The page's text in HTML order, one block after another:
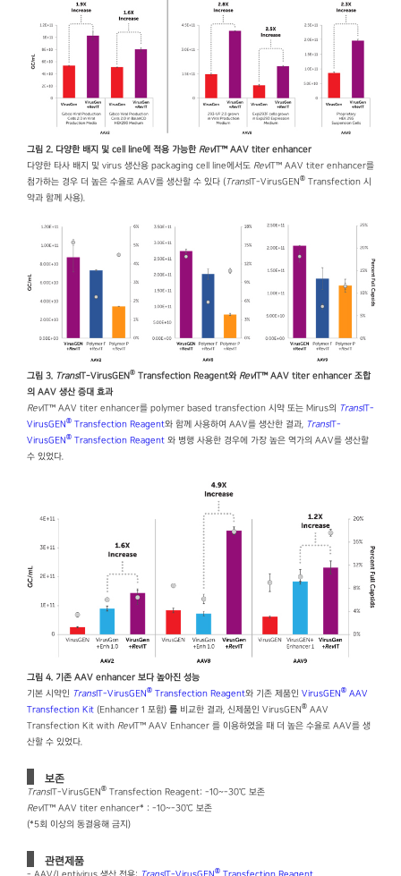
그림 2. 다양한 배지 및 cell line에 적용 가능한 RevIT™ AAV titer enhancer
다양한 타사 배지 및 virus 생산용 packaging cell line에서도 RevIT™ AAV titer enhancer를
첨가하는 경우 더 높은 수율로 AAV를 생산할 수 있다 (TransIT-VirusGEN® Transfection 시
약과 함께 사용).
그림 3. TransIT-VirusGEN® Transfection Reagent와 RevIT™ AAV titer enhancer 조합
의 AAV 생산 증대 효과
RevIT™ AAV titer enhancer를 polymer based transfection 시약 또는 Mirus의 TransIT-
VirusGEN® Transfection Reagent와 함께 사용하여 AAV를 생산한 결과, TransIT-
VirusGEN® Transfection Reagent 와 병행 사용한 경우에 가장 높은 역가의 AAV를 생산할
수 있었다.
그림 4. 기존 AAV enhancer 보다 높아진 성능
기본 시약인 TransIT-VirusGEN® Transfection Reagent와 기존 제품인 VirusGEN® AAV
Transfection Kit (Enhancer 1 포함) 를 비교한 결과, 신제품인 VirusGEN® AAV
Transfection Kit with RevIT™ AAV Enhancer 를 이용하였을 때 더 높은 수율로 AAV를 생
산할 수 있었다.
보존
TransIT-VirusGEN® Transfection Reagent: -10~-30℃ 보존
RevIT™ AAV titer enhancer* : -10~-30℃ 보존
(*5회 이상의 동결융해 금지)
관련제품
®